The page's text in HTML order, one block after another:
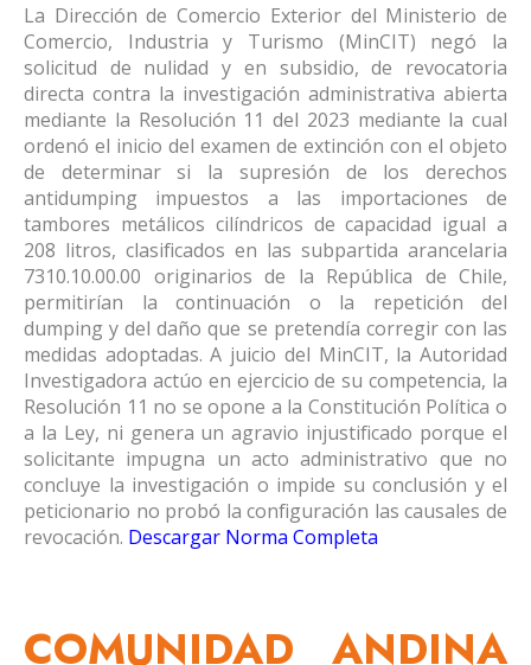
La Dirección de Comercio Exterior del Ministerio de
Comercio, Industria y Turismo (MinCIT) negó la
solicitud de nulidad y en subsidio, de revocatoria
directa contra la investigación administrativa abierta
mediante la Resolución 11 del 2023 mediante la cual
ordenó el inicio del examen de extinción con el objeto
de determinar si la supresión de los derechos
antidumping impuestos a las importaciones de
tambores metálicos cilíndricos de capacidad igual a
208 litros, clasificados en las subpartida arancelaria
7310.10.00.00 originarios de la República de Chile,
permitirían la continuación o la repetición del
dumping y del daño que se pretendía corregir con las
medidas adoptadas. A juicio del MinCIT, la Autoridad
Investigadora actúo en ejercicio de su competencia, la
Resolución 11 no se opone a la Constitución Política o
a la Ley, ni genera un agravio injustificado porque el
solicitante impugna un acto administrativo que no
concluye la investigación o impide su conclusión y el
peticionario no probó la configuración las causales de
revocación. Descargar Norma Completa
COMUNIDAD ANDINA